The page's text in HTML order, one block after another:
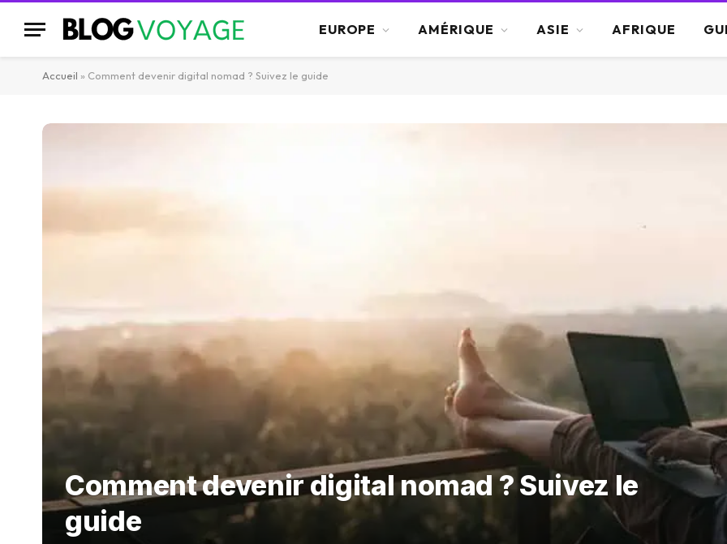
EUROPE AMÉRIQUE ASIE AFRIQUE
Accueil » Comment devenir digital nomad ? Suivez le guide
Comment devenir digital nomad ? Suivez le
guide